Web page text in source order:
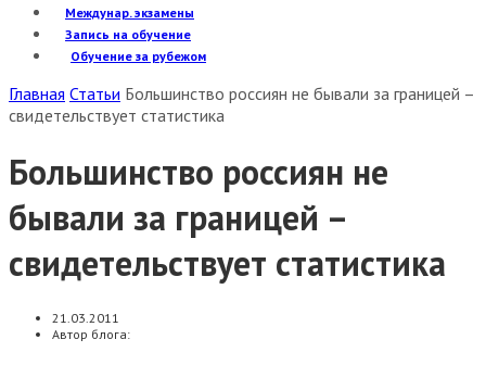
Междунар. экзамены
Запись на обучение
Обучение за рубежом
Главная Статьи Большинство россиян не бывали за границей –
свидетельствует статистика
Большинство россиян не
бывали за границей –
свидетельствует статистика
21.03.2011
Автор блога: